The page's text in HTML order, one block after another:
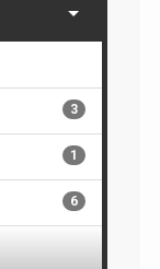
3
1
6